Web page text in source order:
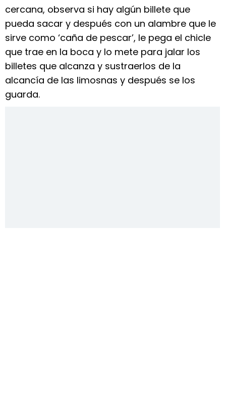
cercana, observa si hay algún billete que
pueda sacar y después con un alambre que le
sirve como ‘caña de pescar’, le pega el chicle
que trae en la boca y lo mete para jalar los
billetes que alcanza y sustraerlos de la
alcancía de las limosnas y después se los
guarda.